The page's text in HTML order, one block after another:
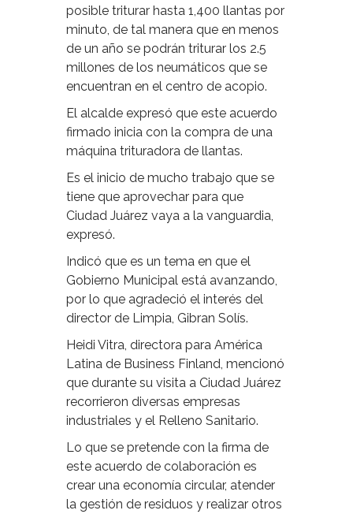
posible triturar hasta 1,400 llantas por
minuto, de tal manera que en menos
de un año se podrán triturar los 2.5
millones de los neumáticos que se
encuentran en el centro de acopio.
El alcalde expresó que este acuerdo
firmado inicia con la compra de una
máquina trituradora de llantas.
Es el inicio de mucho trabajo que se
tiene que aprovechar para que
Ciudad Juárez vaya a la vanguardia,
expresó.
Indicó que es un tema en que el
Gobierno Municipal está avanzando,
por lo que agradeció el interés del
director de Limpia, Gibran Solís.
Heidi Vitra, directora para América
Latina de Business Finland, mencionó
que durante su visita a Ciudad Juárez
recorrieron diversas empresas
industriales y el Relleno Sanitario.
Lo que se pretende con la firma de
este acuerdo de colaboración es
crear una economía circular, atender
la gestión de residuos y realizar otros